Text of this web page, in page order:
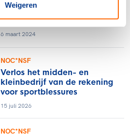
Weigeren
NOC*NSF
Bonnetje
6 maart 2024
NOC*NSF
Verlos het midden- en
kleinbedrijf van de rekening
voor sportblessures
15 juli 2026
NOC*NSF